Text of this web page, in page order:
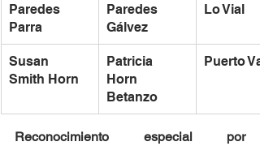
Paredes
Parra
Paredes
Gálvez
Lo Vial
Susan
Smith Horn
Patricia
Horn
Betanzo
Puerto
Reconocimiento especial por